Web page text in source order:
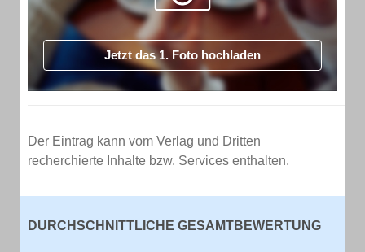
Jetzt das 1. Foto hochladen
Der Eintrag kann vom Verlag und Dritten
recherchierte Inhalte bzw. Services enthalten.
DURCHSCHNITTLICHE GESAMTBEWERTUNG